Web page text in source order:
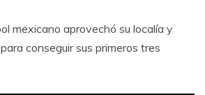
mexicano aprovechó su localía y
conseguir sus primeros tres